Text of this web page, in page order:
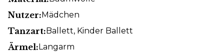
Nutzer:Mädchen
Tanzart:Ballett, Kinder Ballett
Ärmel:Langarm